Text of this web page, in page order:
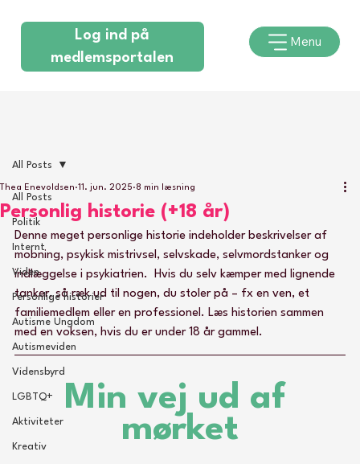
Log ind på
medlemsportalen
Menu
All Posts
Politik
Internt
Viden
Personlige historier
Autisme Ungdom
Autismeviden
Vidensbyrd
LGBTQ+
Aktiviteter
Kreativ
All Posts
Personlig historie (+18 år)
Thea Enevoldsen 11. jun. 2025 8 min læsning
Denne meget personlige historie indeholder beskrivelser af
mobning, psykisk mistrivsel, selvskade, selvmordstanker og
indlæggelse i psykiatrien.  Hvis du selv kæmper med lignende
tanker, så ræk ud til nogen, du stoler på – fx en ven, et
familiemedlem eller en professionel. Læs historien sammen
med en voksen, hvis du er under 18 år gammel.
Min vej ud af
mørket